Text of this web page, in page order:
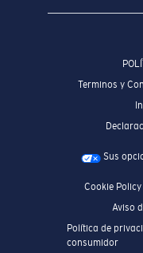
Terminos y
Sus
Cookie Policy
Aviso
Política de
consumidor